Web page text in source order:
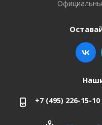
+7 (495) 226-15-10